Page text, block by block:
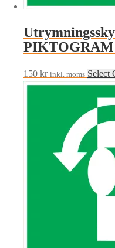
PIKTOGRAM
150 kr inkl. moms Select